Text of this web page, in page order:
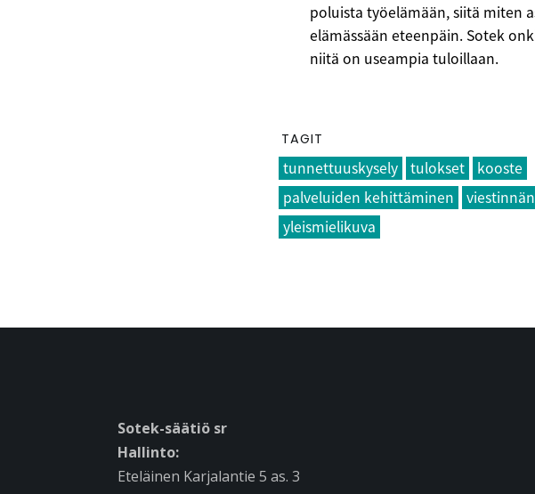
poluista työelämään, siitä miten
elämässään eteenpäin. Sotek
niitä on useampia tuloillaan.
TAGIT
tunnettuuskysely tulokset
kooste
palveluiden kehittäminen
yleismielikuva
Sotek-säätiö sr
Hallinto:
Eteläinen Karjalantie 5 as. 3